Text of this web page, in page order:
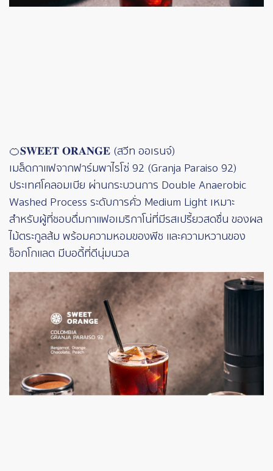
🍊𝐒𝐖𝐄𝐄𝐓 𝐎𝐑𝐀𝐍𝐆𝐄 (สวีท ออเรนจ์)
เมล็ดกาแฟจากฟาร์มพาไรโซ่ 92 (Granja Paraiso 92)
ประเทศโคลอมเบีย ผ่านกระบวนการ Double Anaerobic
Washed Process ระดับการคั่ว Medium Light เหมาะ
สำหรับผู้ที่ชอบดื่มกาแฟอเมริกาโน่ที่มีรสเปรี้ยวสดชื่น ของผล
ไม้ตระกูลส้ม พร้อมความหอมของพีช และความหวานของ
ช็อกโกแลต มีบอดี้ที่ดีนุ่มนวล